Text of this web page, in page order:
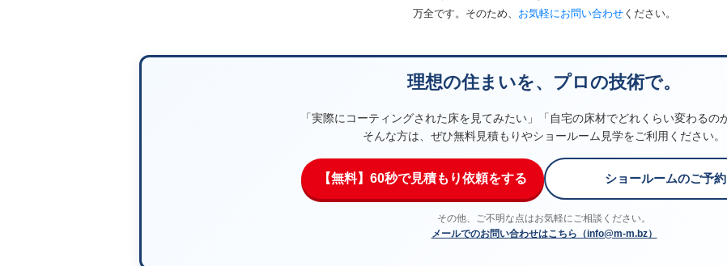
万全です。そのため、 お気軽にお問い合わせください。
理想の住まいを、プロの技術で。
「実際にコーティングされた床を見てみたい」「自宅の床材でどれくらい変わるの
そんな方は、ぜひ無料見積もりやショールーム見学をご利用ください。
【無料】60秒で見積もり依頼をする ショールームのご予約
その他、ご不明な点はお気軽にご相談ください。
メールでのお問い合わせはこちら（info@m-m.bz）